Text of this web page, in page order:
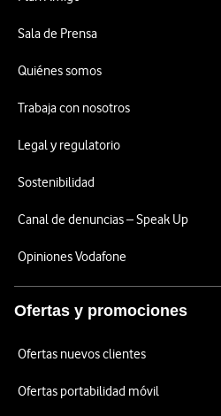
Sala de Prensa
Quiénes somos
Trabaja con nosotros
Legal y regulatorio
Sostenibilidad
Canal de denuncias – Speak Up
Opiniones Vodafone
Ofertas y promociones
Ofertas nuevos clientes
Ofertas portabilidad móvil